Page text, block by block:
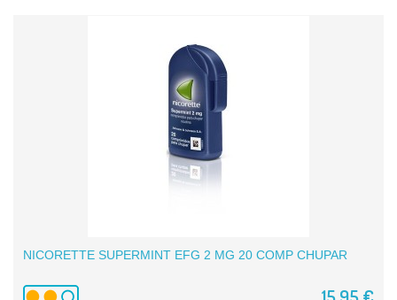
NICORETTE SUPERMINT EFG 2 MG 20 COMP CHUPAR